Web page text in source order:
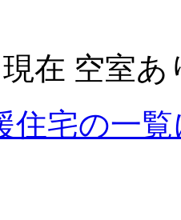
在 空室あ
住宅の一